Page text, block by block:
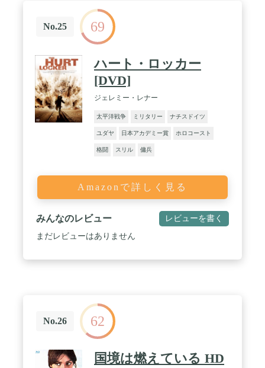
No.25 69
ハート・ロッカー
[DVD]
ジェレミー・レナー
太平洋戦争 ミリタリー ナチスドイツ
ユダヤ 日本アカデミー賞 ホロコースト
格闘 スリル 傭兵
Amazonで詳しく見る
みんなのレビュー レビューを書く
まだレビューはありません
No.26 62
国境は燃えている HD